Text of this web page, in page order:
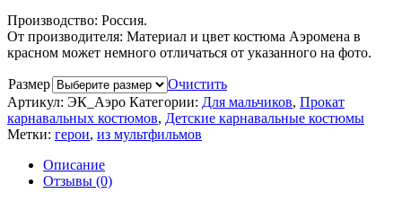
Производство: Россия.
От производителя: Материал и цвет костюма Аэромена в
красном может немного отличаться от указанного на фото.
Размер
Очистить
Артикул: ЭК_Аэро Категории: Для мальчиков, Прокат
карнавальных костюмов, Детские карнавальные костюмы
Метки: герои, из мультфильмов
Описание
Отзывы (0)